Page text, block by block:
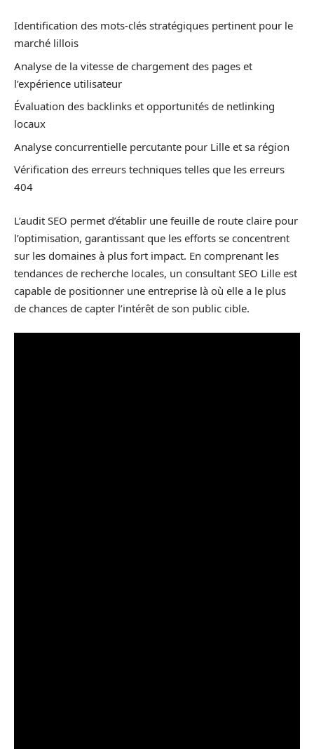
Identification des mots-clés stratégiques pertinent pour le
marché lillois
Analyse de la vitesse de chargement des pages et
l’expérience utilisateur
Évaluation des backlinks et opportunités de netlinking
locaux
Analyse concurrentielle percutante pour Lille et sa région
Vérification des erreurs techniques telles que les erreurs
404
L’audit SEO permet d’établir une feuille de route claire pour
l’optimisation, garantissant que les efforts se concentrent
sur les domaines à plus fort impact. En comprenant les
tendances de recherche locales, un consultant SEO Lille est
capable de positionner une entreprise là où elle a le plus
de chances de capter l’intérêt de son public cible.